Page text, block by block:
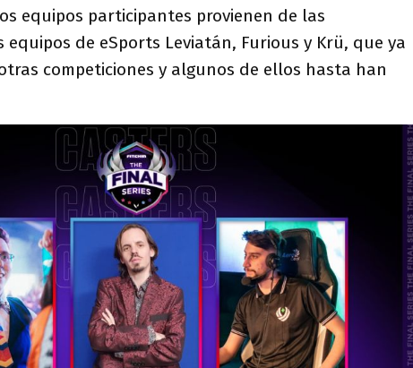
equipos participantes provienen de las
equipos de eSports Leviatán, Furious y Krü, que ya
competiciones y algunos de ellos hasta han